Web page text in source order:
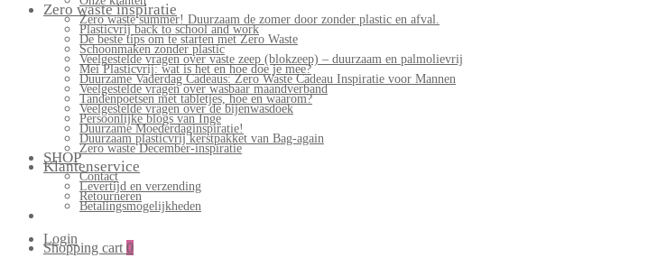
Zero waste inspiratie
Zero waste summer! Duurzaam de zomer door zonder plastic en afval.
Plasticvrij back to school and work
De beste tips om te starten met Zero Waste
Schoonmaken zonder plastic
Veelgestelde vragen over vaste zeep (blokzeep) – duurzaam en palmolievrij
Mei Plasticvrij: wat is het en hoe doe je mee?
Duurzame Vaderdag Cadeaus: Zero Waste Cadeau Inspiratie voor Mannen
Veelgestelde vragen over wasbaar maandverband
Tandenpoetsen met tabletjes, hoe en waarom?
Veelgestelde vragen over de bijenwasdoek
Persoonlijke blogs van Inge
Duurzame Moederdaginspiratie!
Duurzaam plasticvrij kerstpakket van Bag-again
Zero waste December-inspiratie
SHOP
Klantenservice
Contact
Levertijd en verzending
Retourneren
Betalingsmogelijkheden
Login
Shopping cart 0